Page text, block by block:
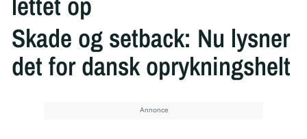
Skade og setback: Nu lysner
det for dansk oprykningshelt